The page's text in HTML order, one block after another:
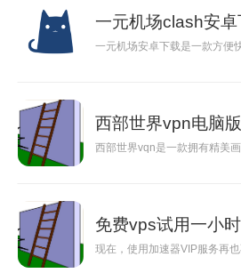
一元机场clash安卓
一元机场安卓下载是一款方便
西部世界vpn电脑版
西部世界vqn是一款拥有精美
免费vps试用一小时
现在，使用加速器VIP服务再